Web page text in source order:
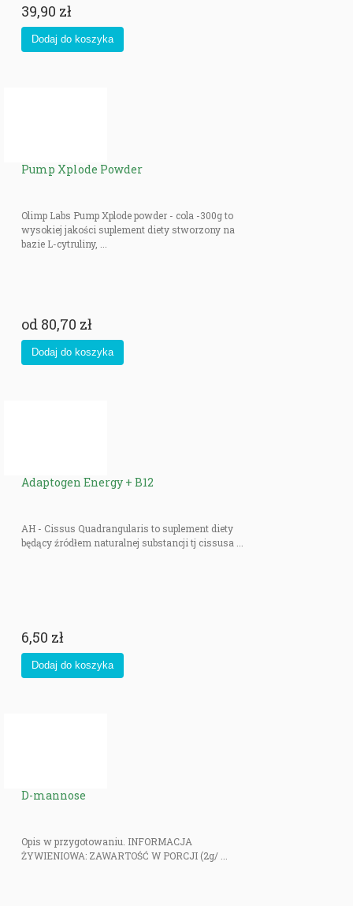
39,90 zł
Pump Xplode Powder
Olimp Labs Pump Xplode powder - cola -300g to
wysokiej jakości suplement diety stworzony na
bazie L-cytruliny, ...
od 80,70 zł
Adaptogen Energy + B12
AH - Cissus Quadrangularis to suplement diety
będący źródłem naturalnej substancji tj cissusa ...
6,50 zł
D-mannose
Opis w przygotowaniu. INFORMACJA
ŻYWIENIOWA: ZAWARTOŚĆ W PORCJI (2g/ ...